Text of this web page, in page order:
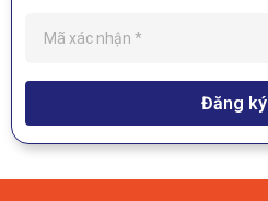
Đăng ký